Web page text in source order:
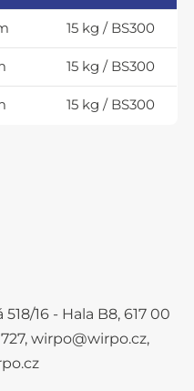
15 kg / BS300
15 kg / BS300
15 kg / BS300
16 - Hala B8, 617 00
wirpo@wirpo.cz,